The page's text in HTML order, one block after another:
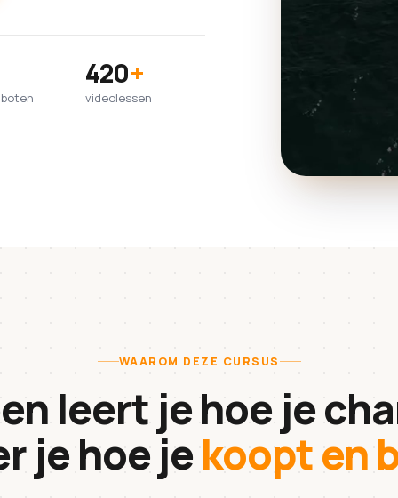
420+
videolessen
WAAROM DEZE CURSUS
leert je hoe je
je hoe jekoopt en